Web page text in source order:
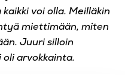
voi olla. Meilläkin
miettimään, miten
Juuri silloin
arvokkainta.